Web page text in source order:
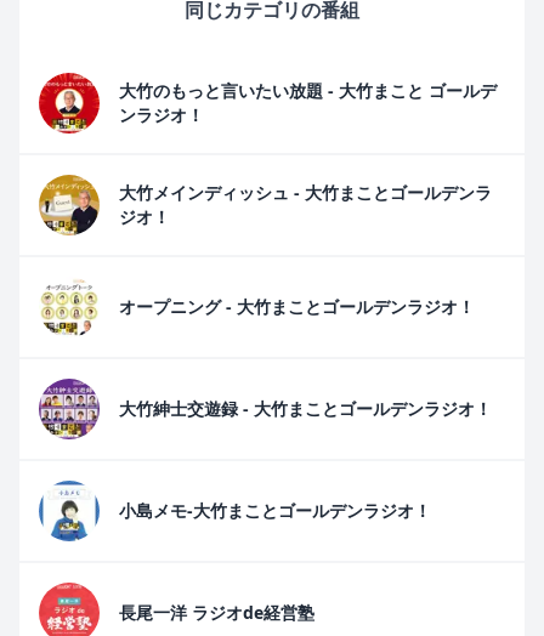
同じカテゴリの番組
大竹のもっと言いたい放題 - 大竹まこと ゴールデ
ンラジオ！
大竹メインディッシュ - 大竹まことゴールデンラ
ジオ！
オープニング - 大竹まことゴールデンラジオ！
大竹紳士交遊録 - 大竹まことゴールデンラジオ！
小島メモ-大竹まことゴールデンラジオ！
長尾一洋 ラジオde経営塾